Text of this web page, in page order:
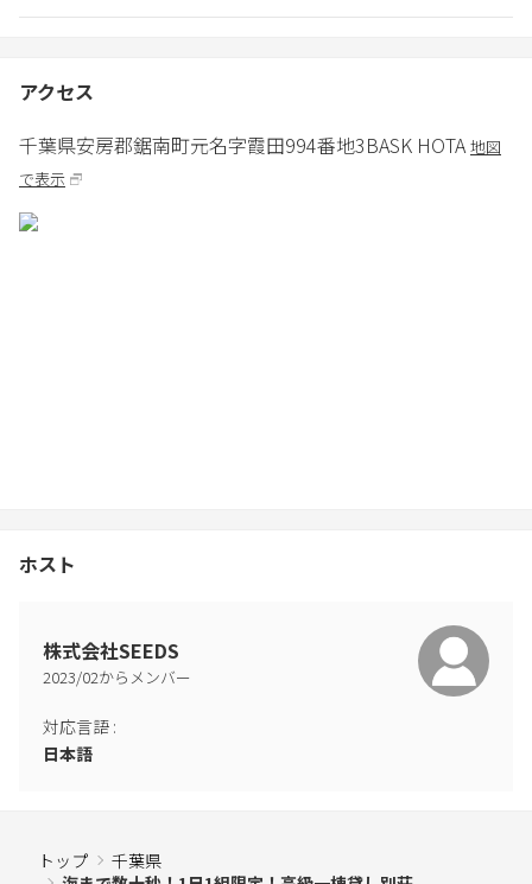
アクセス
千葉県安房郡鋸南町元名字霞田994番地3BASK HOTA 地図
で表示
ホスト
株式会社SEEDS
2023/02からメンバー
対応言語 :
日本語
トップ
千葉県